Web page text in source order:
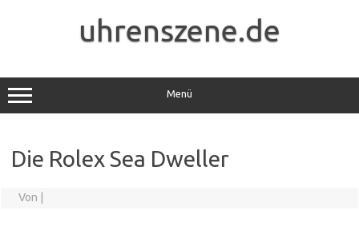
uhrenszene.de
Menü
Die Rolex Sea Dweller
Von